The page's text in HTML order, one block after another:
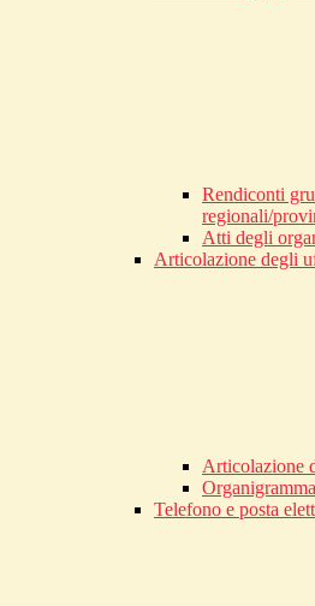
Rendiconti
regionali/
Atti degli
Articolazione degli
Articolazione
Organigramma
Telefono e posta